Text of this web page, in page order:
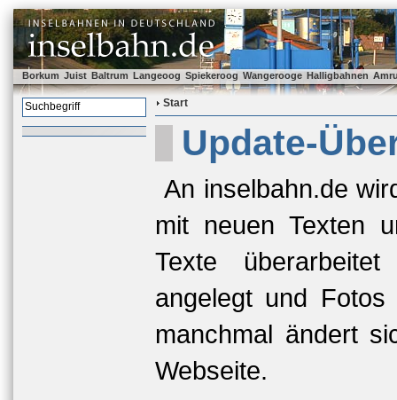
Borkum Juist Baltrum Langeoog Spiekeroog Wangerooge Halligbahnen
Start
Update-
An inselbahn.de
mit neuen Texten
Texte
angelegt und
manchmal ändert
Webseite.